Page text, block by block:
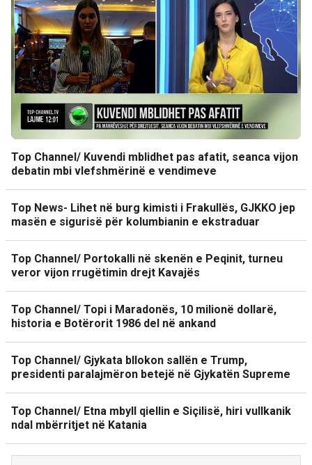
Top Channel/ Kuvendi mblidhet pas afatit, seanca vijon
debatin mbi vlefshmërinë e vendimeve
Top News- Lihet në burg kimisti i Frakullës, GJKKO jep
masën e sigurisë për kolumbianin e ekstraduar
Top Channel/ Portokalli në skenën e Peqinit, turneu
veror vijon rrugëtimin drejt Kavajës
Top Channel/ Topi i Maradonës, 10 milionë dollarë,
historia e Botërorit 1986 del në ankand
Top Channel/ Gjykata bllokon sallën e Trump,
presidenti paralajmëron betejë në Gjykatën Supreme
Top Channel/ Etna mbyll qiellin e Siçilisë, hiri vullkanik
ndal mbërritjet në Katania